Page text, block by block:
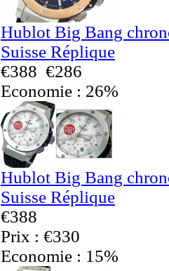
Hublot Big Bang
Suisse Réplique
€388 €286
Economie : 26%
Hublot Big Bang
Suisse Réplique
€388
Prix : €330
Economie : 15%